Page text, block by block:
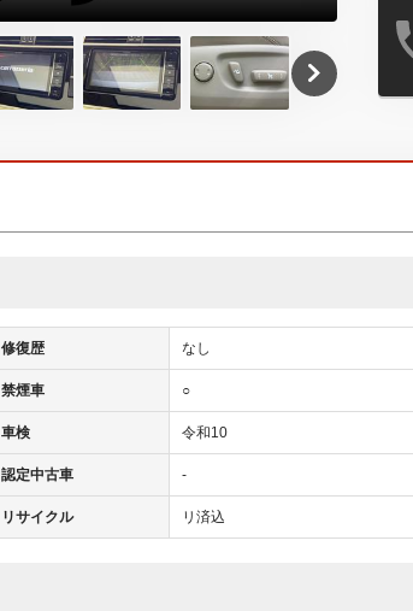
修復歴 なし
禁煙車 ○
車検 令和10
認定中古車 -
リサイクル リ済込